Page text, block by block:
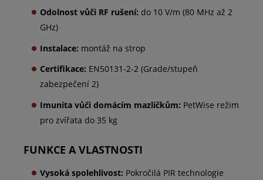
Odolnost vůči RF rušení: do 10 V/m (80 MHz až 2
GHz)
Instalace: montáž na strop
Certifikace: EN50131-2-2 (Grade/stupeň
zabezpečení 2)
Imunita vůči domácím mazlíčkům: PetWise režim
pro zvířata do 35 kg
FUNKCE A VLASTNOSTI
Vysoká spolehlivost: Pokročilá PIR technologie